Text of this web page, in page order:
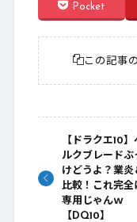
Pocket
この記事
【ドラクエ10
ルクブレードぶ
けどうよ？業炎
比較！これ完全
専用じゃんｗ
【DQ10】